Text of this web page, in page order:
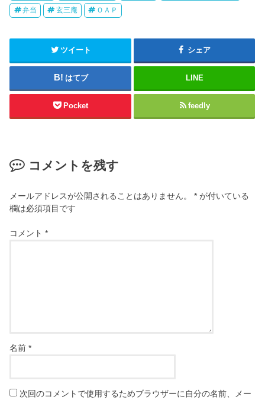
弁当 玄三庵 ＯＡＰ
ツイート シェア
はてブ LINE
Pocket feedly
コメントを残す
メールアドレスが公開されることはありません。 * が付いている
欄は必須項目です
コメント*
名前*
次回のコメントで使用するためブラウザーに自分の名前、メー